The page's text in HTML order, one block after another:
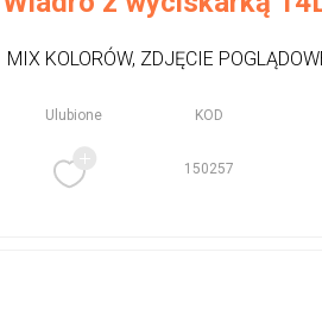
MIX KOLORÓW, ZDJĘCIE
Ulubione KOD
150257